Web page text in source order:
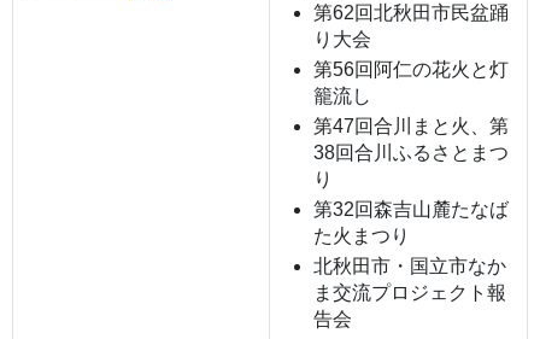
第62回北秋田市民盆踊
り大会
第56回阿仁の花火と灯
籠流し
第47回合川まと火、第
38回合川ふるさとまつ
り
第32回森吉山麓たなば
た火まつり
北秋田市・国立市なか
ま交流プロジェクト報
告会